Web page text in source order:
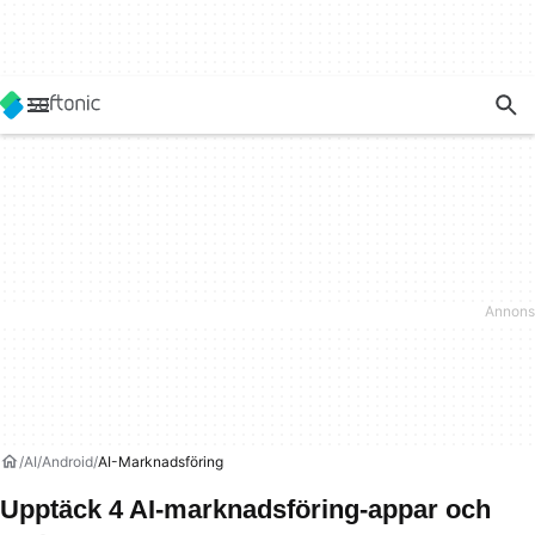
AI Android AI-Marknadsföring
Upptäck 4 AI-marknadsföring-appar och